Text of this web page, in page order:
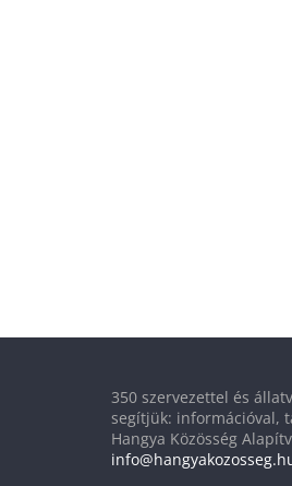
350 szervezettel és
segítjük: információval,
Hangya Közösség